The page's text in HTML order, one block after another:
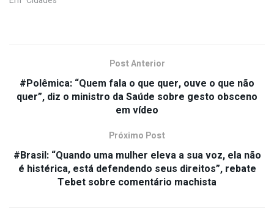
Post Anterior
#Polêmica: “Quem fala o que quer, ouve o que não
quer”, diz o ministro da Saúde sobre gesto obsceno
em vídeo
Próximo Post
#Brasil: “Quando uma mulher eleva a sua voz, ela não
é histérica, está defendendo seus direitos”, rebate
Tebet sobre comentário machista